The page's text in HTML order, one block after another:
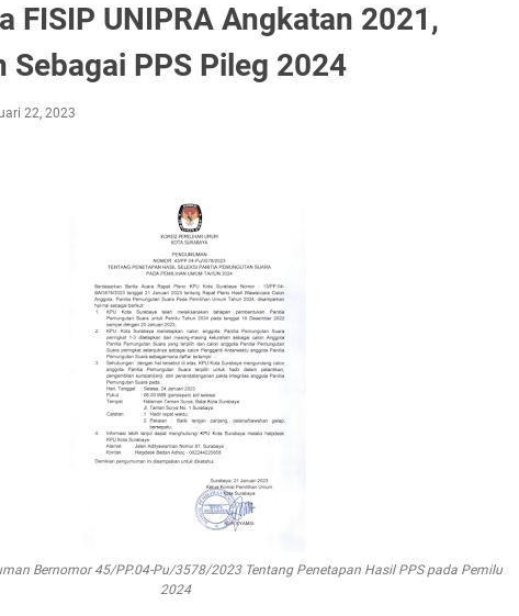
FISIP UNIPRA Angkatan 2021,
Sebagai PPS Pileg 2024
22, 2023
Bernomor 45/PP.04-Pu/3578/2023 Tentang Penetapan Hasil PPS pada Pemilu
2024